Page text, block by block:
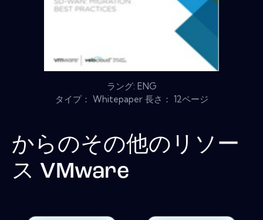
ラング: ENG
タイプ： Whitepaper 長さ： 12ページ
からのその他のリソー
ス VMware